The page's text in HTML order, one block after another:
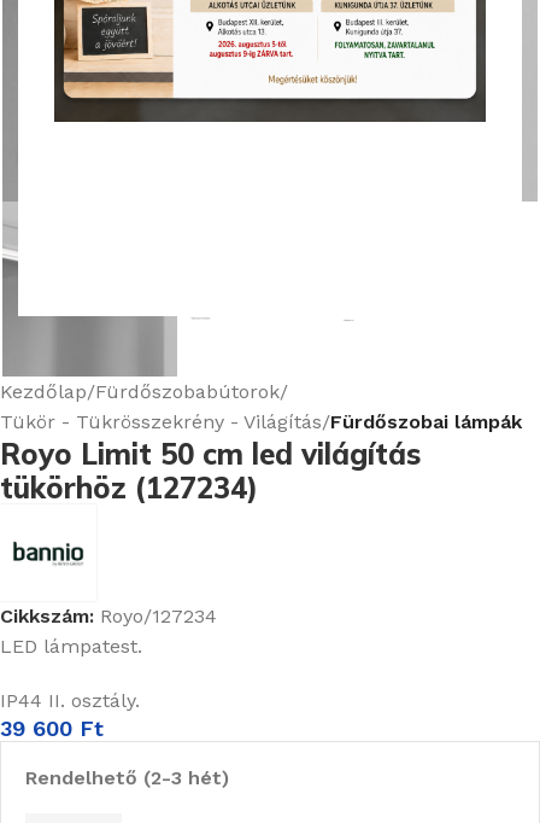
Kezdőlap Fürdőszobabútorok
Tükör - Tükrösszekrény - Világítás Fürdőszobai lámpák
Royo Limit 50 cm led világítás
tükörhöz (127234)
Cikkszám: Royo/127234
LED lámpatest.
IP44 II. osztály.
39 600 Ft
Rendelhető (2-3 hét)